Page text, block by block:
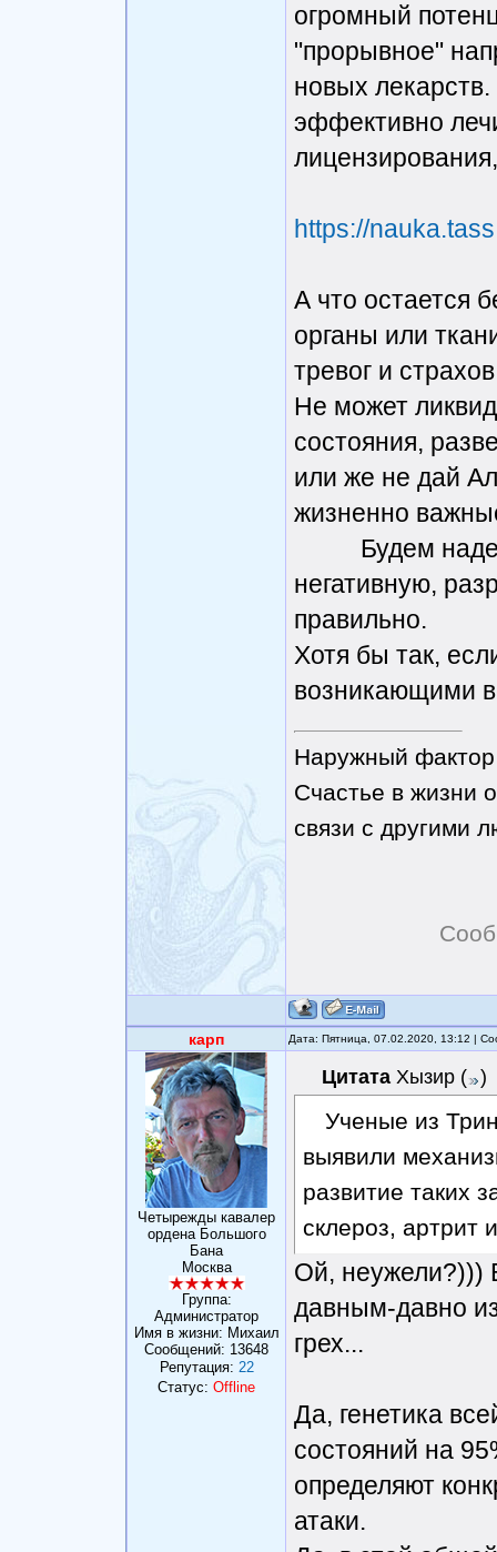
огромный
"прорывное"
новых
эффективно
https://
А что остается
органы или
тревог и
Не может
состояния,
или же не дай
жизненно
Будем
негативную,
правильно.
Хотя бы так,
возникающими
Наружный фактор
Счастье в жизни
связи с другими
карп Дата: Пятница, 07.02.2020, 13:12 |
Четырежды кавалер
ордена Большого
Бана
Москва
Группа:
Администратор
Имя в жизни: Михаил
Сообщений: 13648
Репутация: 22
Статус: Offline
Цитата Хызир ( )
Ученые из
выявили
развитие таких
склероз, артрит
Ой, неужели?)))
давным-давно
грех...
Да, генетика
состояний на
определяют
атаки.